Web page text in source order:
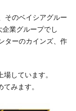
そのベイシアグルー
業グループでし
ターのカインズ、作
しています。
みます。